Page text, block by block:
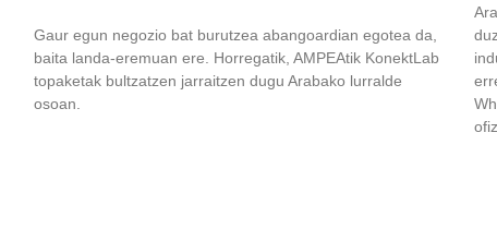
Gaur egun negozio bat burutzea abangoardian egotea da,
baita landa-eremuan ere. Horregatik, AMPEAtik KonektLab
topaketak bultzatzen jarraitzen dugu Arabako lurralde
osoan.